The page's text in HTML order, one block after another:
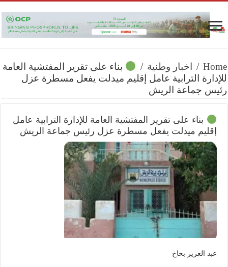
Home
/ اخبار وطنية /
بناء على تقرير المفتشية العامة
للإدارة الترابية عامل إقليم ميدلت يفعل مسطرة عزل
رئيس جماعة الريش
بناء على تقرير المفتشية العامة للإدارة الترابية عامل
إقليم ميدلت يفعل مسطرة عزل رئيس جماعة الريش
عبد العزيز بخاخ